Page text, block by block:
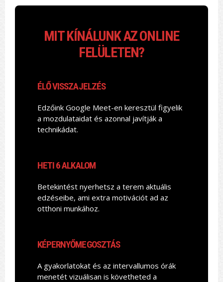
MIT KÍNÁLUNK AZ ONLINE
FELÜLETEN?
ÉLŐ VISSZAJELZÉS
Edzőink Google Meet-en keresztül figyelik
a mozdulataidat és azonnal javítják a
technikádat.
HETI 6 ALKALOM
Betekintést nyerhetsz a terem aktuális
edzéseibe, ami extra motivációt ad az
otthoni munkához.
KÉPERNYŐMEGOSZTÁS
A gyakorlatokat és az intervallumos órák
menetét vizuálisan is követheted a